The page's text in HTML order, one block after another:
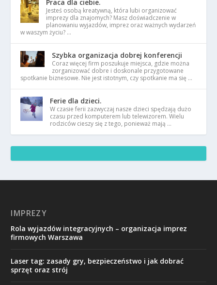
Praca dla ciebie.
Jesteś osobą kreatywną, która lubi organizować
imprezy dla znajomych? Masz doświadczenie w
planowaniu wyjazdów, imprez oraz ważnych wydarzeń
w waszym życiu? …
Szybka organizacja dobrej konferencji
Coraz więcej firm poszukuje miejsca, gdzie można
zorganizować dobre i doskonale przygotowane
spotkanie biznesowe. Nie jest istotnym, czy spotkanie ma się …
Ferie dla dzieci.
W czasie ferii zazwyczaj nasze dzieci spędzają dużo
czasu przed komputerem lub telewizorem. Wielu
rodziców cieszy się z tego, ponieważ mają …
IMPREZY
Rola wyjazdów integracyjnych – organizacja imprez
firmowych Warszawa
Laser tag: zasady gry, bezpieczeństwo i jak dobrać
sprzęt oraz strój